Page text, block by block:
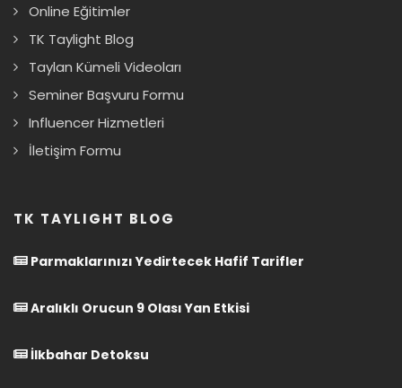
Online Eğitimler
TK Taylight Blog
Taylan Kümeli Videoları
Seminer Başvuru Formu
Influencer Hizmetleri
İletişim Formu
TK TAYLIGHT BLOG
Parmaklarınızı Yedirtecek Hafif Tarifler
Aralıklı Orucun 9 Olası Yan Etkisi
İlkbahar Detoksu